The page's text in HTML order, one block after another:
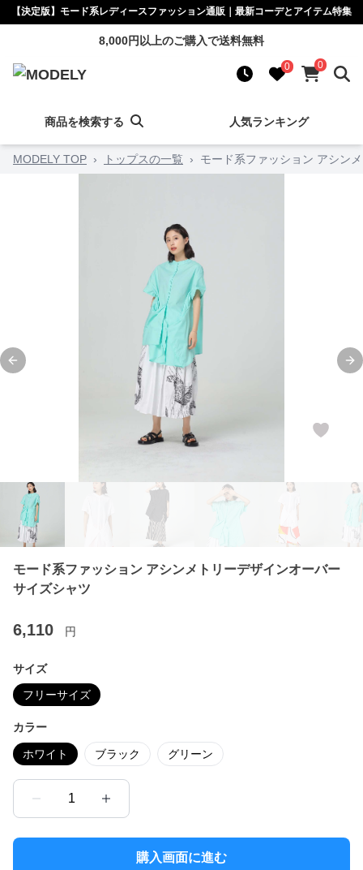
【決定版】モード系レディースファッション通販｜最新コーデとアイテム特集
8,000円以上のご購入で送料無料
0 0
商品を検索する 人気ランキング
MODELY TOP › トップスの一覧 › モード系ファッション アシン
Previous slide
モード系ファッション アシンメトリーデザインオーバー
サイズシャツ
6,110 円
サイズ
フリーサイズ
カラー
ホワイト ブラック グリーン
1
購入画面に進む